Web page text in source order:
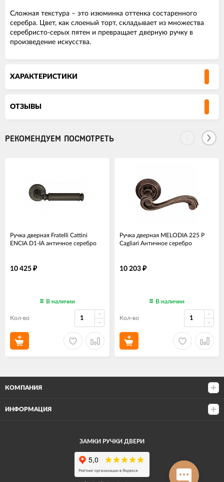
Сложная текстура – это изюминка оттенка состаренного
серебра. Цвет, как слоеный торт, складывает из множества
серебристо-серых пятен и превращает дверную ручку в
произведение искусства.
ХАРАКТЕРИСТИКИ
ОТЗЫВЫ
РЕКОМЕНДУЕМ ПОСМОТРЕТЬ
Ручка дверная Fratelli Cattini
ENCIA D1-IA античное серебро
10 425 ₽
В наличии
Кол-во
Ручка дверная MELODIA 225 P
Cagliari Античное серебро
10 203 ₽
В наличии
Кол-во
КОМПАНИЯ
ИНФОРМАЦИЯ
ЗАМКИ РУЧКИ ДВЕРИ